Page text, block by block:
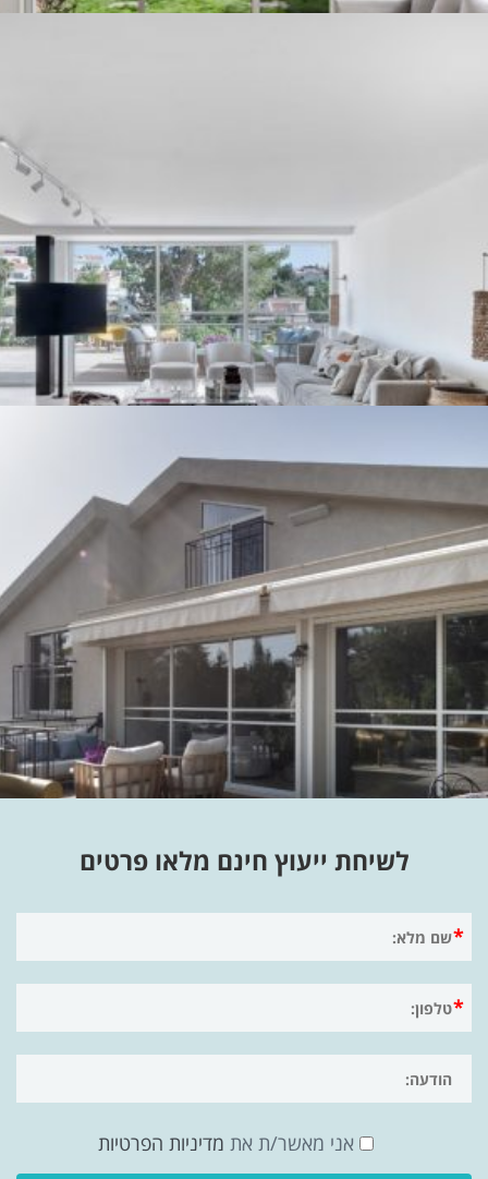
לשיחת ייעוץ חינם מלאו פרטים
אני מאשר/ת את מדיניות הפרטיות